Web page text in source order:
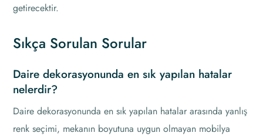
getirecektir.
Sıkça Sorulan Sorular
Daire dekorasyonunda en sık yapılan hatalar
nelerdir?
Daire dekorasyonunda en sık yapılan hatalar arasında yanlış
renk seçimi, mekanın boyutuna uygun olmayan mobilya